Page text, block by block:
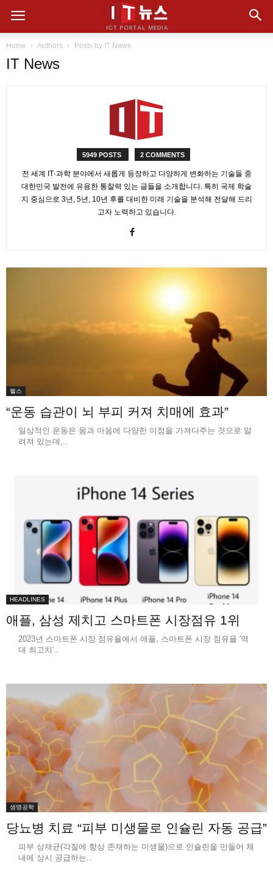
Home Authors Posts by IT News
IT News
5949 POSTS 2 COMMENTS
전 세계 IT·과학 분야에서 새롭게 등장하고 다양하게 변화하는 기술들 중
대한민국 발전에 유용한 통찰력 있는 글들을 소개합니다. 특히 국제 학술
지 중심으로 3년, 5년, 10년 후를 대비한 미래 기술을 분석해 전달해 드리
고자 노력하고 있습니다.
헬스
“운동 습관이 뇌 부피 커져 치매에 효과”
일상적인 운동은 몸과 마음에 다양한 이점을 가져다주는 것으로 알
려져 있는데,..
HEADLINES
애플, 삼성 제치고 스마트폰 시장점유 1위
2023년 스마트폰 시장 점유율에서 애플, 스마트폰 시장 점유율 '역
대 최고치'..
생명공학
당뇨병 치료 “피부 미생물로 인슐린 자동 공급”
피부 상재균(각질에 항상 존재하는 미생물)으로 인슐린을 만들어 체
내에 상시 공급하는..